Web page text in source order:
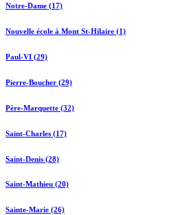
Notre-Dame (17)
Nouvelle école à Mont St-Hilaire (1)
Paul-VI (29)
Pierre-Boucher (29)
Père-Marquette (32)
Saint-Charles (17)
Saint-Denis (28)
Saint-Mathieu (20)
Sainte-Marie (26)